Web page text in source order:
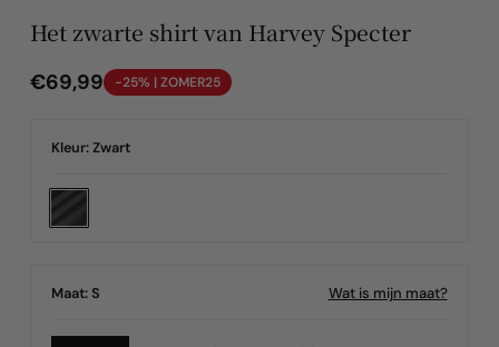
Het zwarte shirt van Harvey Specter
Normale
€69,99 -25% | ZOMER25
Kleur: Zwart
Maat:S Wat is mijn maat?